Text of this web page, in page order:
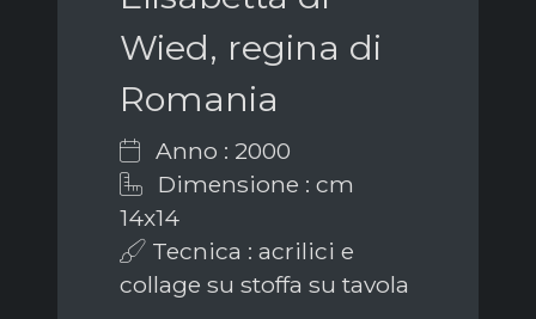
Wied, regina di
Romania
Anno : 2000
Dimensione : cm
14x14
Tecnica : acrilici e
collage su stoffa su tavola